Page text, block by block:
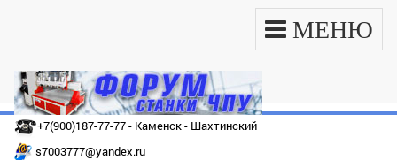
МЕНЮ
+7(900)187-77-77 - Каменск - Шахтинский
s7003777@yandex.ru